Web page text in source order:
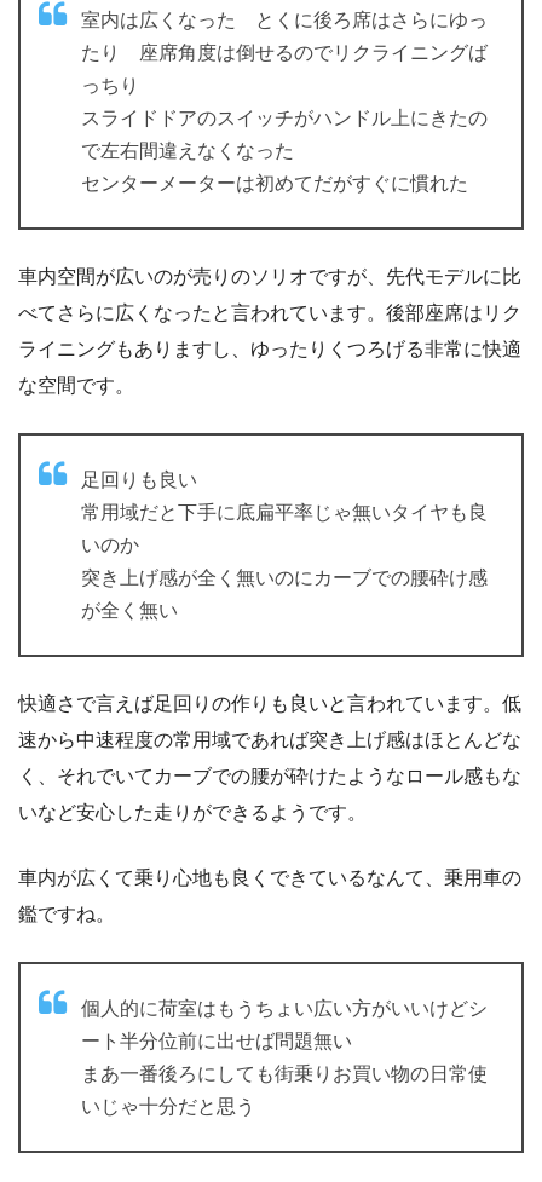
室内は広くなった とくに後ろ席はさらにゆっ
たり 座席角度は倒せるのでリクライニングば
っちり
スライドドアのスイッチがハンドル上にきたの
で左右間違えなくなった
センターメーターは初めてだがすぐに慣れた
車内空間が広いのが売りのソリオですが、先代モデルに比
べてさらに広くなったと言われています。後部座席はリク
ライニングもありますし、ゆったりくつろげる非常に快適
な空間です。
足回りも良い
常用域だと下手に底扁平率じゃ無いタイヤも良
いのか
突き上げ感が全く無いのにカーブでの腰砕け感
が全く無い
快適さで言えば足回りの作りも良いと言われています。低
速から中速程度の常用域であれば突き上げ感はほとんどな
く、それでいてカーブでの腰が砕けたようなロール感もな
いなど安心した走りができるようです。
車内が広くて乗り心地も良くできているなんて、乗用車の
鑑ですね。
個人的に荷室はもうちょい広い方がいいけどシ
ート半分位前に出せば問題無い
まあ一番後ろにしても街乗りお買い物の日常使
いじゃ十分だと思う